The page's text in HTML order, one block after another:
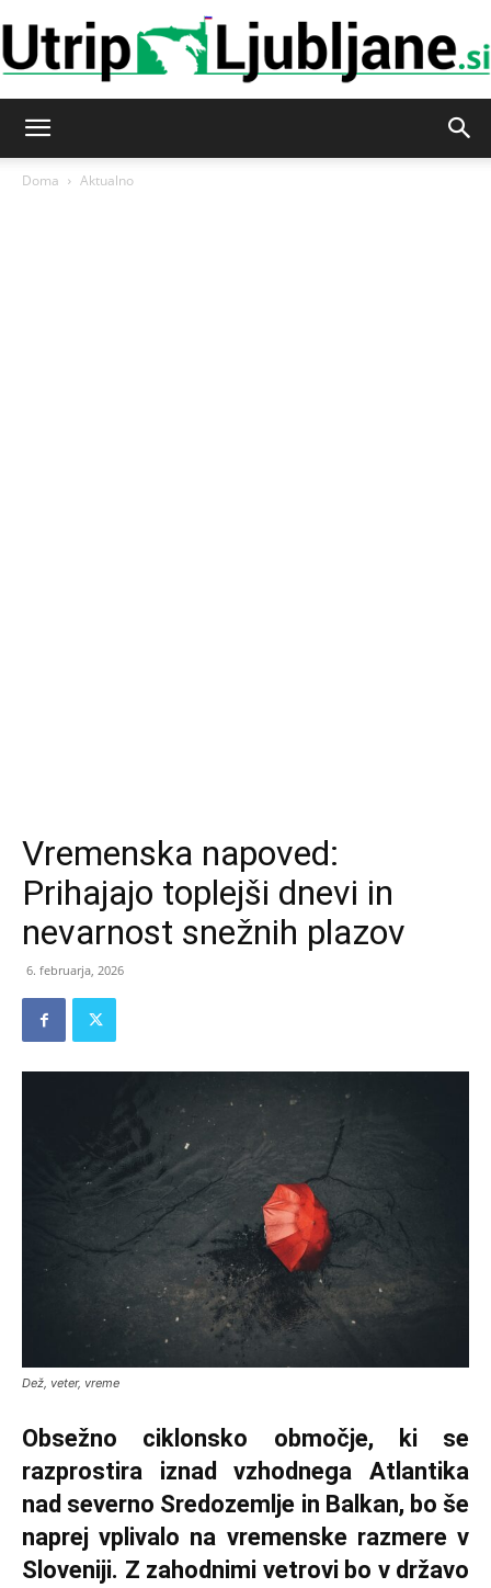
Doma Aktualno
Vremenska napoved:
Prihajajo toplejši dnevi in
nevarnost snežnih plazov
6. februarja, 2026
Dež, veter, vreme
Obsežno ciklonsko območje, ki se
razprostira iznad vzhodnega Atlantika
nad severno Sredozemlje in Balkan, bo še
naprej vplivalo na vremenske razmere v
Sloveniji. Z zahodnimi vetrovi bo v državo